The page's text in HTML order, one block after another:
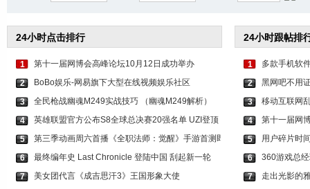
24小时点击排行
1
第十一届网博会高峰论坛10月12日成功举办
2
BoBo娱乐-网易旗下大型在线视频娱乐社区
3
全民枪战幽魂M249实战技巧 （幽魂M249解析）
4
英雄联盟官方公布S8全球总决赛20强名单 UZI登顶
5
第三季动画周六首播《全职法师：觉醒》手游首测即
6
最终编年史 Last Chronicle 登陆中国 刮起新一轮
7
美女团代言《成吉思汗3》王国形象大使
24小时跟帖排
1
多款手机软
2
黑网吧不用
3
移动互联网
4
第十一届网
5
用户碎片时
6
360游戏总
7
走出光影的